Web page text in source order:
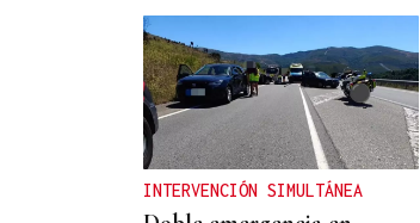
VIDA
José María Eguileta e a
memoria de Ourense
INTERVENCIÓN SIMULTÁNEA